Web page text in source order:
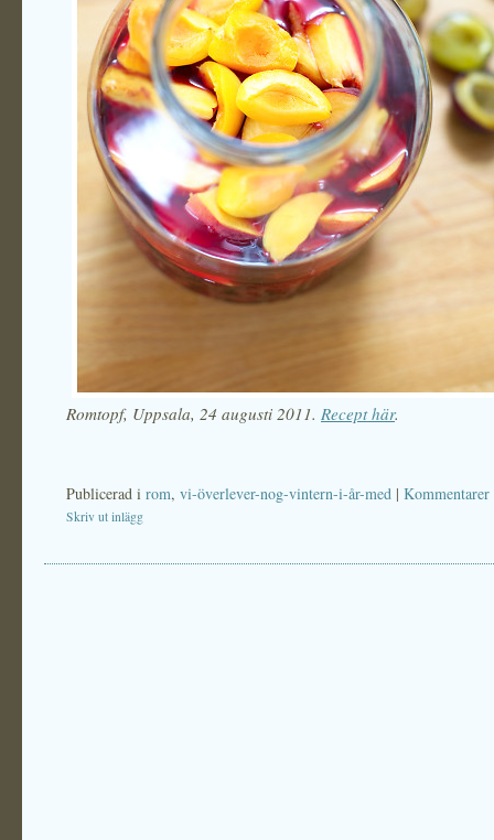
Romtopf, Uppsala, 24 augusti 2011. Recept här.
Publicerad i rom, vi-överlever-nog-vintern-i-år-med |
Skriv ut inlägg